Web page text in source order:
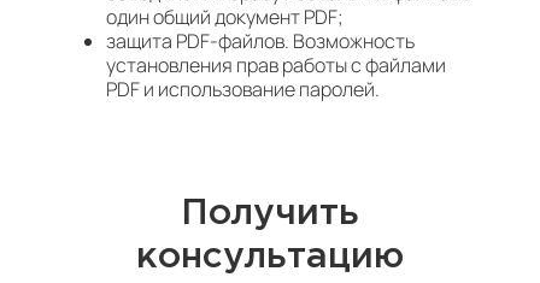
один общий документ PDF;
защита PDF-файлов. Возможность
установления прав работы с файлами
PDF и использование паролей.
Получить
консультацию